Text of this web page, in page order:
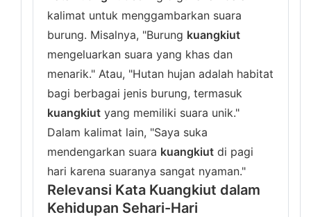
kalimat untuk menggambarkan suara
burung. Misalnya, "Burung kuangkiut
mengeluarkan suara yang khas dan
menarik." Atau, "Hutan hujan adalah habitat
bagi berbagai jenis burung, termasuk
kuangkiut yang memiliki suara unik."
Dalam kalimat lain, "Saya suka
mendengarkan suara kuangkiut di pagi
hari karena suaranya sangat nyaman."
Relevansi Kata Kuangkiut dalam
Kehidupan Sehari-Hari